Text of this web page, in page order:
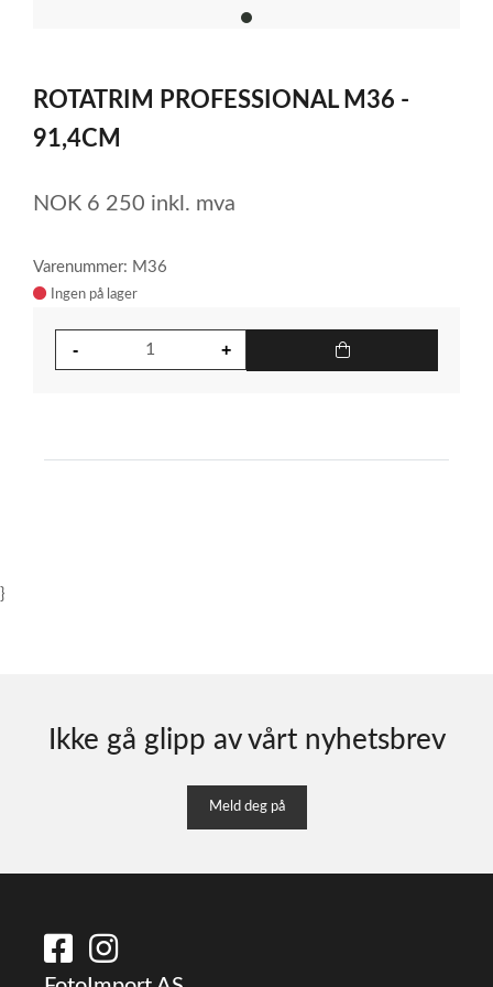
item
of
1
ROTATRIM PROFESSIONAL M36 -
91,4CM
NOK 6 250 inkl. mva
Varenummer: M36
Ingen på lager
}
Ikke gå glipp av vårt nyhetsbrev
Meld deg på